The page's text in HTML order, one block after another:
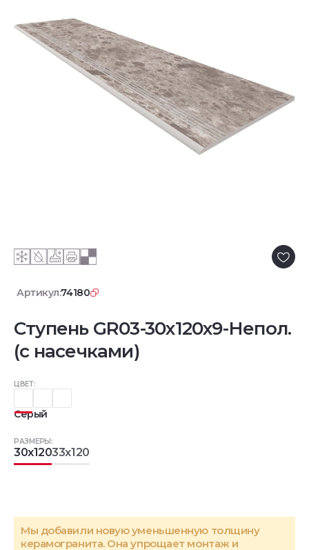
Артикул:74180
Ступень GR03-30x120x9-Непол.
(с насечками)
ЦВЕТ:
Серый
РАЗМЕРЫ:
30x12033x120
Мы добавили новую уменьшенную толщину
керамогранита. Она упрощает монтаж и